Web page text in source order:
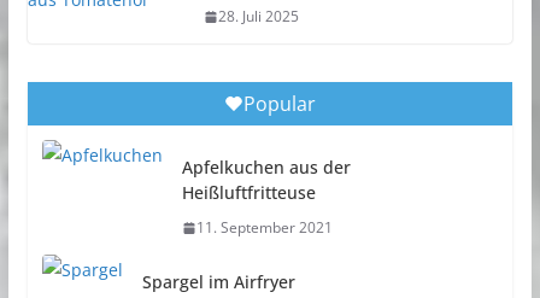
28. Juli 2025
Popular
Apfelkuchen aus der
Heißluftfritteuse
11. September 2021
Spargel im Airfryer